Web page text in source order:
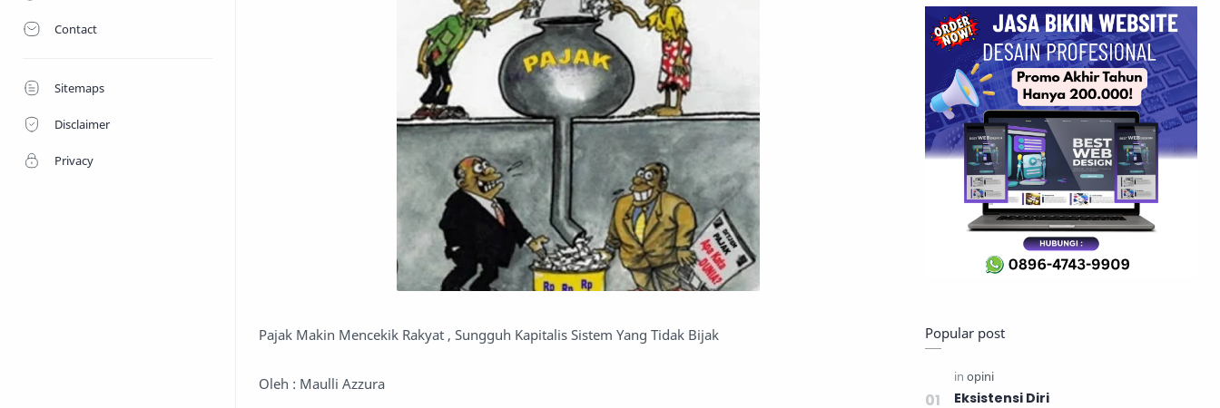
Contact
Sitemaps
Disclaimer
Privacy
Pajak Makin Mencekik Rakyat , Sungguh Kapitalis Sistem Yang Tidak Bijak
Oleh : Maulli Azzura
Popular post
Eksistensi Diri